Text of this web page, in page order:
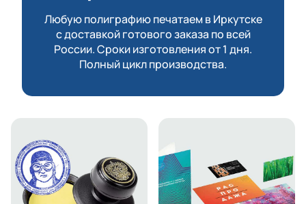
Любую полиграфию печатаем в Иркутске
с доставкой готового заказа по всей
России. Сроки изготовления от 1 дня.
Полный цикл производства.